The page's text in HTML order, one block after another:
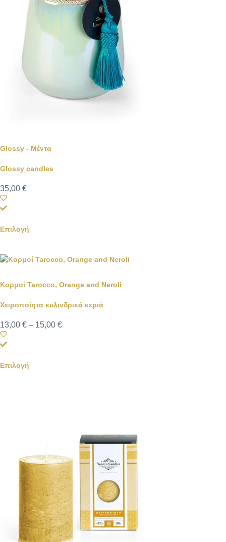
Glossy - Μέντα
Glossy candles
35,00 €
Επιλογή
Κορμοί Tarocco, Orange and Neroli
Χειροποίητα κυλινδρικά κεριά
13,00 € – 15,00 €
Επιλογή